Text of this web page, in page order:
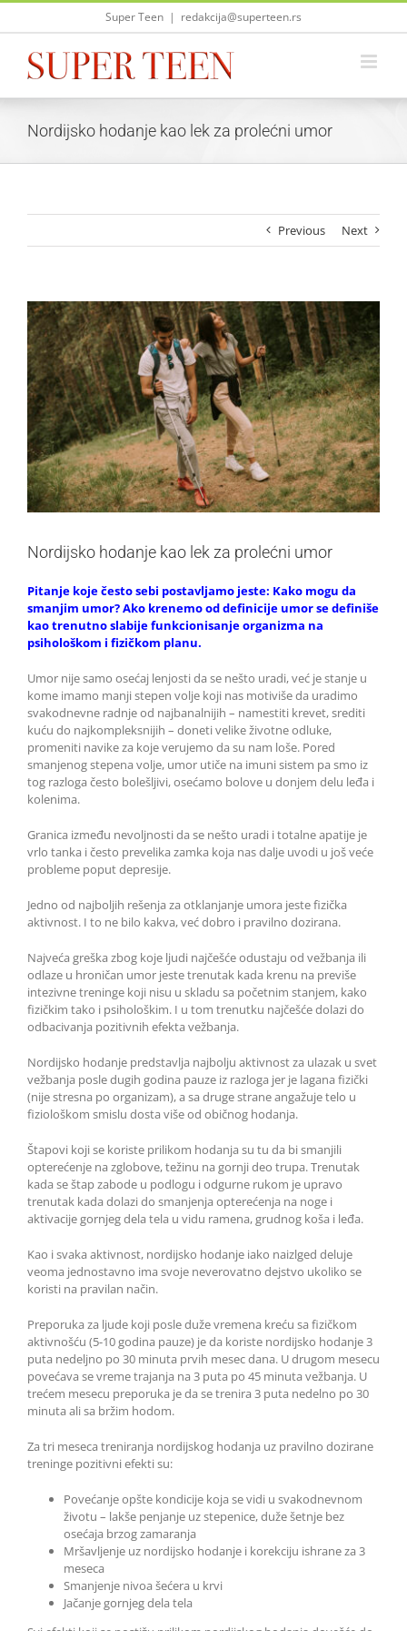
Skip
Super Teen | redakcija@superteen.rs
Nordijsko hodanje kao lek za prolećni umor
Previous Next
View
Larger
Image
Nordijsko hodanje kao lek za prolećni umor
Pitanje koje često sebi postavljamo jeste: Kako mogu da
smanjim umor? Ako krenemo od definicije umor se definiše
kao trenutno slabije funkcionisanje organizma na
psihološkom i fizičkom planu.
Umor nije samo osećaj lenjosti da se nešto uradi, već je stanje u
kome imamo manji stepen volje koji nas motiviše da uradimo
svakodnevne radnje od najbanalnijih – namestiti krevet, srediti
kuću do najkompleksnijih – doneti velike životne odluke,
promeniti navike za koje verujemo da su nam loše. Pored
smanjenog stepena volje, umor utiče na imuni sistem pa smo iz
tog razloga često bolešljivi, osećamo bolove u donjem delu leđa i
kolenima.
Granica između nevoljnosti da se nešto uradi i totalne apatije je
vrlo tanka i često prevelika zamka koja nas dalje uvodi u još veće
probleme poput depresije.
Jedno od najboljih rešenja za otklanjanje umora jeste fizička
aktivnost. I to ne bilo kakva, već dobro i pravilno dozirana.
Najveća greška zbog koje ljudi najčešće odustaju od vežbanja ili
odlaze u hroničan umor jeste trenutak kada krenu na previše
intezivne treninge koji nisu u skladu sa početnim stanjem, kako
fizičkim tako i psihološkim. I u tom trenutku najčešće dolazi do
odbacivanja pozitivnih efekta vežbanja.
Nordijsko hodanje predstavlja najbolju aktivnost za ulazak u svet
vežbanja posle dugih godina pauze iz razloga jer je lagana fizički
(nije stresna po organizam), a sa druge strane angažuje telo u
fiziološkom smislu dosta više od običnog hodanja.
Štapovi koji se koriste prilikom hodanja su tu da bi smanjili
opterećenje na zglobove, težinu na gornji deo trupa. Trenutak
kada se štap zabode u podlogu i odgurne rukom je upravo
trenutak kada dolazi do smanjenja opterećenja na noge i
aktivacije gornjeg dela tela u vidu ramena, grudnog koša i leđa.
Kao i svaka aktivnost, nordijsko hodanje iako naizlged deluje
veoma jednostavno ima svoje neverovatno dejstvo ukoliko se
koristi na pravilan način.
Preporuka za ljude koji posle duže vremena kreću sa fizičkom
aktivnošću (5-10 godina pauze) je da koriste nordijsko hodanje 3
puta nedeljno po 30 minuta prvih mesec dana. U drugom mesecu
povećava se vreme trajanja na 3 puta po 45 minuta vežbanja. U
trećem mesecu preporuka je da se trenira 3 puta nedelno po 30
minuta ali sa bržim hodom.
Za tri meseca treniranja nordijskog hodanja uz pravilno dozirane
treninge pozitivni efekti su:
Povećanje opšte kondicije koja se vidi u svakodnevnom
životu – lakše penjanje uz stepenice, duže šetnje bez
osećaja brzog zamaranja
Mršavljenje uz nordijsko hodanje i korekciju ishrane za 3
meseca
Smanjenje nivoa šećera u krvi
Jačanje gornjeg dela tela